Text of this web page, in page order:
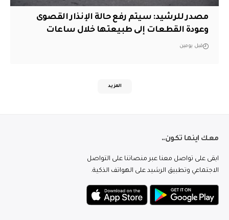
مصدر للرشيد: سيتم رفع حالة الإنذار القصوى
وعودة القطعات إلى طبيعتها خلال ساعات
قبل يومين
المزيد
معك اينما تكون..
ابقى على تواصل معنا عبر منصاتنا على التواصل
الاجتماعي وتطبيق الرشيد على الهواتف الذكية.